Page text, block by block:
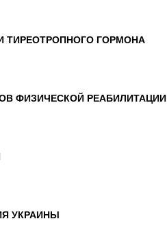
ТИРЕОТРОПНОГО ГОРМОНА
ФИЗИЧЕСКОЙ РЕАБИЛИТАЦИИ
УКРАИНЫ